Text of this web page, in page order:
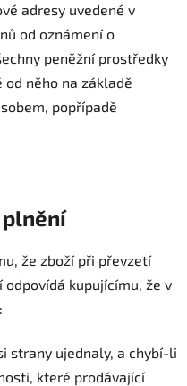
adresy uvedené v
od oznámení o
peněžní prostředky
něho na základě
popřípadě
plnění
že zboží při převzetí
odpovídá kupujícímu, že v
strany ujednaly, a chybí-li
které prodávající